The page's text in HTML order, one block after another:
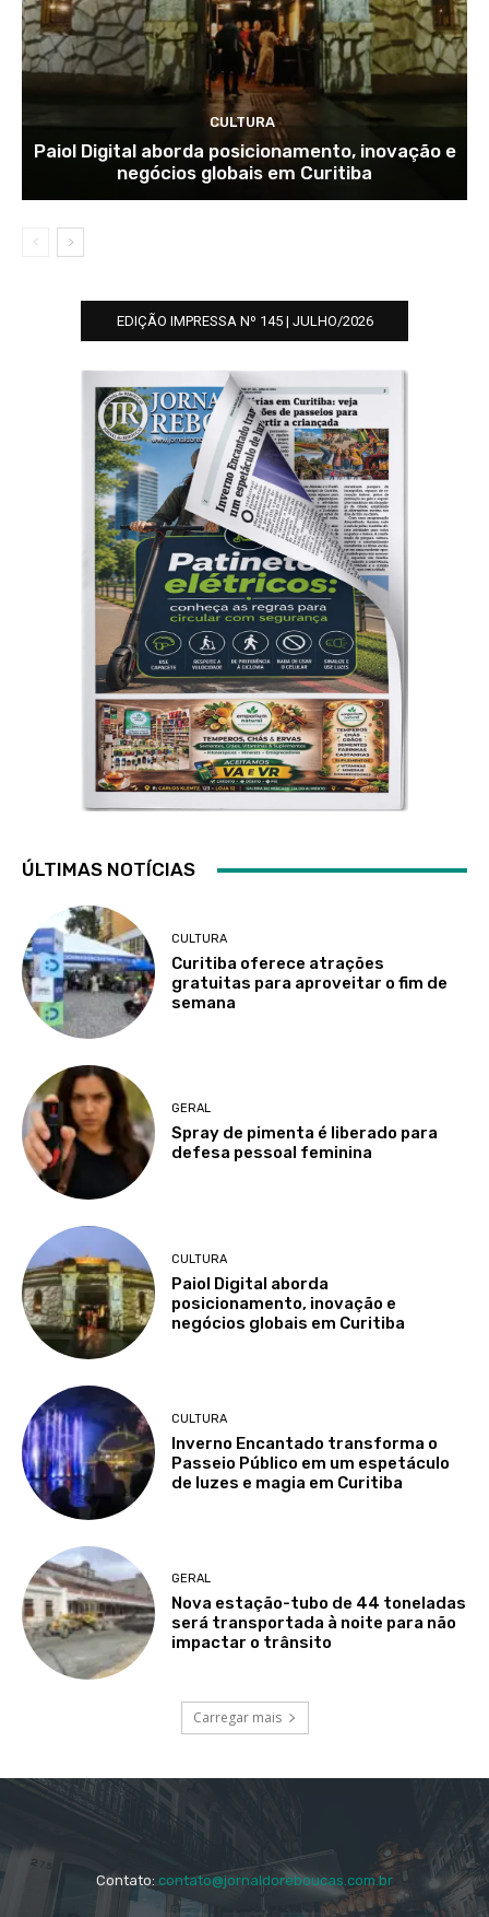
CULTURA
Paiol Digital aborda posicionamento, inovação e
negócios globais em Curitiba
EDIÇÃO IMPRESSA Nº 145 | JULHO/2026
ÚLTIMAS NOTÍCIAS
CULTURA
Curitiba oferece atrações
gratuitas para aproveitar o fim de
semana
GERAL
Spray de pimenta é liberado para
defesa pessoal feminina
CULTURA
Paiol Digital aborda
posicionamento, inovação e
negócios globais em Curitiba
CULTURA
Inverno Encantado transforma o
Passeio Público em um espetáculo
de luzes e magia em Curitiba
GERAL
Nova estação-tubo de 44 toneladas
será transportada à noite para não
impactar o trânsito
Carregar mais
Contato: contato@jornaldoreboucas.com.br